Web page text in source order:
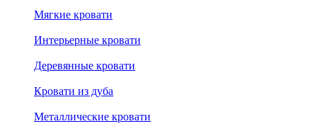
Мягкие кровати
Интерьерные кровати
Деревянные кровати
Кровати из дуба
Металлические кровати